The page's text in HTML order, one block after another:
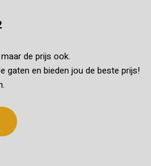
de prijs ook.
gaten en bieden jou de beste prijs!